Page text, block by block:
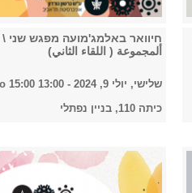
חיוואר באלמג'מועה מפגש שני \
ألمجموعة ( اللقاء الثاني)
שלישי, יולי 9, 2024 - 13:00
15:00
כיתה 110, בניין נפתלי